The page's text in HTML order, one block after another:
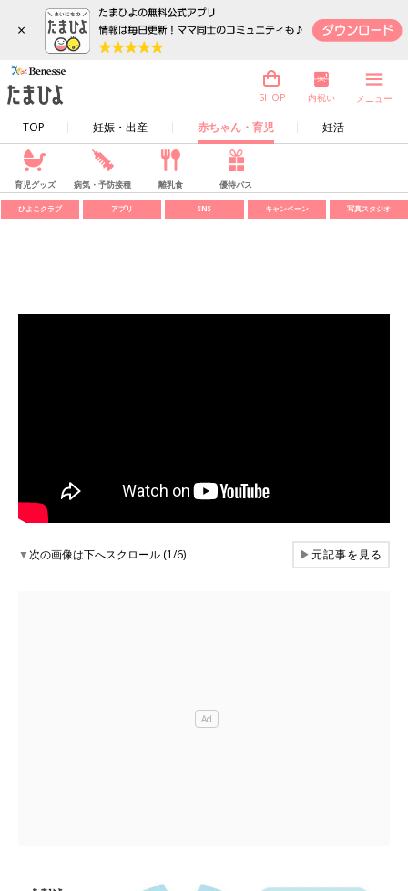
×
TOP 妊娠・出産 赤ちゃん・育児 妊活
SHOP 内祝い メニュー
育児グッズ 病気・予防接種 離乳食 優待パス
ひよこクラブ アプリ SNS キャンペーン 写真スタジオ
▼次の画像は下へスクロール (1/6) ▶元記事を見る